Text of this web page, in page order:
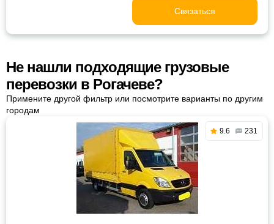
Связаться
Не нашли подходящие грузовые
перевозки в Рогачеве?
Примените другой фильтр или посмотрите варианты по другим
городам
9.6 231